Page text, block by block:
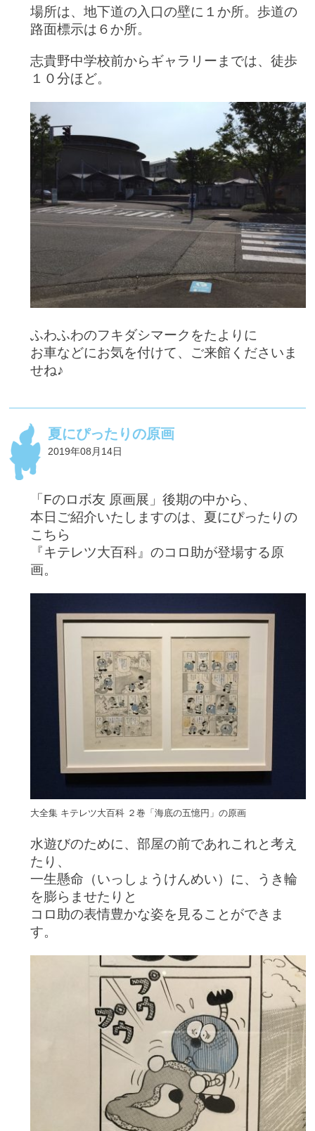
場所は、地下道の入口の壁に１か所。歩道の
路面標示は６か所。
志貴野中学校前からギャラリーまでは、徒歩
１０分ほど。
ふわふわのフキダシマークをたよりに
お車などにお気を付けて、ご来館くださいま
せね♪
夏にぴったりの原画
2019年08月14日
「Fのロボ友 原画展」後期の中から、
本日ご紹介いたしますのは、夏にぴったりの
こちら
『キテレツ大百科』のコロ助が登場する原
画。
大全集 キテレツ大百科 ２巻「海底の五憶円」の原画
水遊びのために、部屋の前であれこれと考え
たり、
一生懸命（いっしょうけんめい）に、うき輪
を膨らませたりと
コロ助の表情豊かな姿を見ることができま
す。